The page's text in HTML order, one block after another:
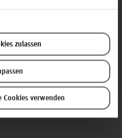
zulassen
verwenden